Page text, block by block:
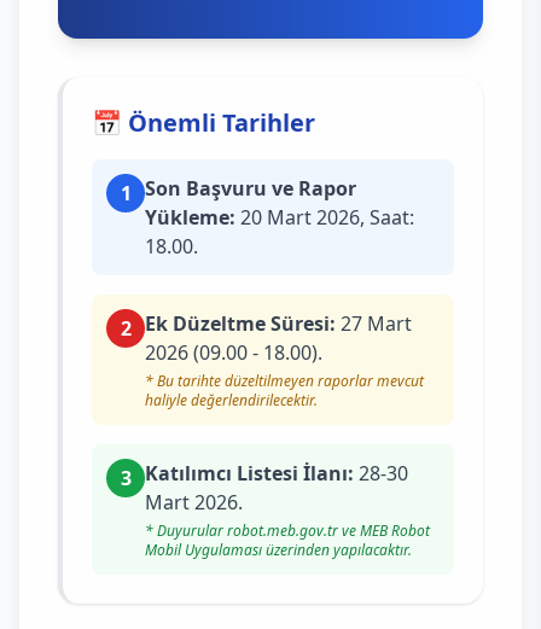
📅 Önemli Tarihler
1 Son Başvuru ve Rapor
Yükleme: 20 Mart 2026, Saat:
18.00.
2 Ek Düzeltme Süresi: 27 Mart
2026 (09.00 - 18.00).
* Bu tarihte düzeltilmeyen raporlar mevcut
haliyle değerlendirilecektir.
3 Katılımcı Listesi İlanı: 28-30
Mart 2026.
* Duyurular robot.meb.gov.tr ve MEB Robot
Mobil Uygulaması üzerinden yapılacaktır.